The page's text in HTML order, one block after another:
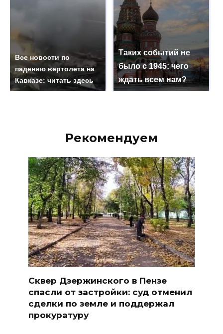
Все новости по
падению вертолета на
Кавказе: читать здесь
Таких событий не
было с 1945: чего
ждать всем нам?
Рекомендуем
Сквер Дзержинского в Пензе
спасли от застройки: суд отменил
сделки по земле и поддержал
прокуратуру